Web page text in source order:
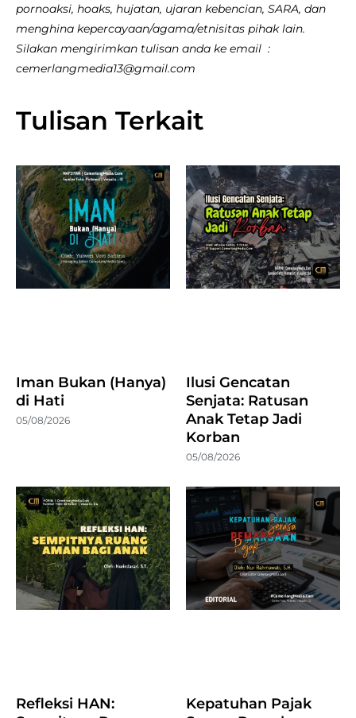
pornoaksi, hoaks, hujatan, ujaran kebencian, SARA, dan
menghina kepercayaan/agama/etnisitas pihak lain.
Silakan mengirimkan tulisan anda ke email :
cemerlangmedia13@gmail.com
Tulisan Terkait
Iman Bukan (Hanya)
di Hati
05/08/2026
Ilusi Gencatan
Senjata: Ratusan
Anak Tetap Jadi
Korban
05/08/2026
Refleksi HAN:
Kepatuhan Pajak